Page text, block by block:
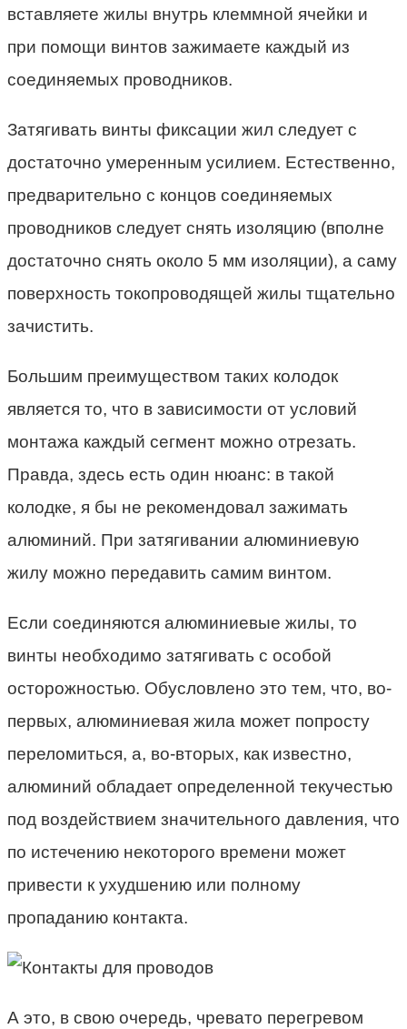
вставляете жилы внутрь клеммной ячейки и
при помощи винтов зажимаете каждый из
соединяемых проводников.
Затягивать винты фиксации жил следует с
достаточно умеренным усилием. Естественно,
предварительно с концов соединяемых
проводников следует снять изоляцию (вполне
достаточно снять около 5 мм изоляции), а саму
поверхность токопроводящей жилы тщательно
зачистить.
Большим преимуществом таких колодок
является то, что в зависимости от условий
монтажа каждый сегмент можно отрезать.
Правда, здесь есть один нюанс: в такой
колодке, я бы не рекомендовал зажимать
алюминий. При затягивании алюминиевую
жилу можно передавить самим винтом.
Если соединяются алюминиевые жилы, то
винты необходимо затягивать с особой
осторожностью. Обусловлено это тем, что, во-
первых, алюминиевая жила может попросту
переломиться, а, во-вторых, как известно,
алюминий обладает определенной текучестью
под воздействием значительного давления, что
по истечению некоторого времени может
привести к ухудшению или полному
пропаданию контакта.
А это, в свою очередь, чревато перегревом